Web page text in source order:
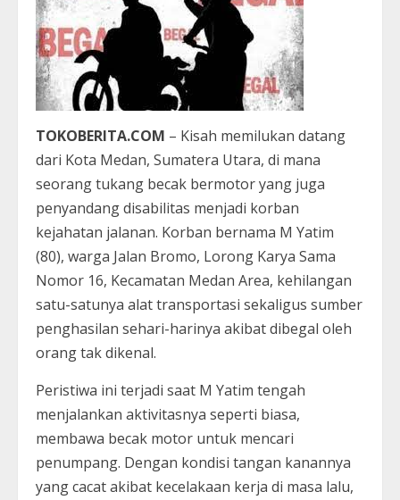
TOKOBERITA.COM – Kisah memilukan datang
dari Kota Medan, Sumatera Utara, di mana
seorang tukang becak bermotor yang juga
penyandang disabilitas menjadi korban
kejahatan jalanan. Korban bernama M Yatim
(80), warga Jalan Bromo, Lorong Karya Sama
Nomor 16, Kecamatan Medan Area, kehilangan
satu-satunya alat transportasi sekaligus sumber
penghasilan sehari-harinya akibat dibegal oleh
orang tak dikenal.
Peristiwa ini terjadi saat M Yatim tengah
menjalankan aktivitasnya seperti biasa,
membawa becak motor untuk mencari
penumpang. Dengan kondisi tangan kanannya
yang cacat akibat kecelakaan kerja di masa lalu,